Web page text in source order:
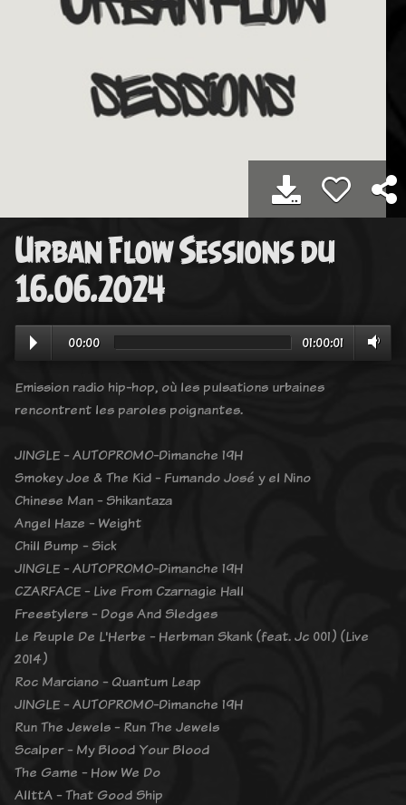
Urban Flow Sessions du
16.06.2024
00:00 01:00:01
Emission radio hip-hop, où les pulsations urbaines
rencontrent les paroles poignantes.
JINGLE - AUTOPROMO-Dimanche 19H
Smokey Joe & The Kid - Fumando José y el Nino
Chinese Man - Shikantaza
Angel Haze - Weight
Chill Bump - Sick
JINGLE - AUTOPROMO-Dimanche 19H
CZARFACE - Live From Czarnagie Hall
Freestylers - Dogs And Sledges
Le Peuple De L'Herbe - Herbman Skank (feat. Jc 001) (Live
2014)
Roc Marciano - Quantum Leap
JINGLE - AUTOPROMO-Dimanche 19H
Run The Jewels - Run The Jewels
Scalper - My Blood Your Blood
The Game - How We Do
AllttA - That Good Ship